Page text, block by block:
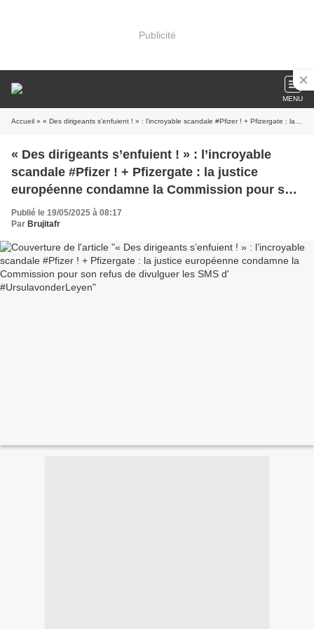
Publicité
MENU
Accueil » « Des dirigeants s’enfuient ! » : l’incroyable scandale #Pfizer ! + Pfizergate : la justice européenne condamne la Commission pour son refus de divulguer les SMS d' #UrsulavonderLeyen
« Des dirigeants s’enfuient ! » : l’incroyable
scandale #Pfizer ! + Pfizergate : la justice
européenne condamne la Commission pour son
refus de divulguer les SMS d'
#UrsulavonderLeyen
Publié le 19/05/2025 à 08:17
Par Brujitafr